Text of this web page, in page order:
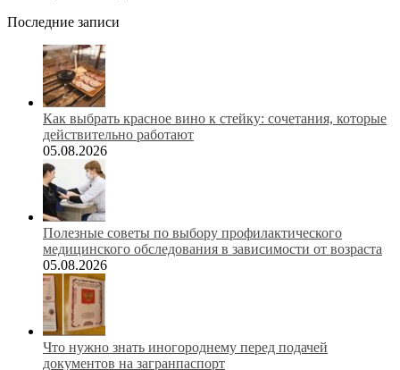
Последние записи
Как выбрать красное вино к стейку: сочетания, которые
действительно работают
05.08.2026
Полезные советы по выбору профилактического
медицинского обследования в зависимости от возраста
05.08.2026
Что нужно знать иногороднему перед подачей
документов на загранпаспорт